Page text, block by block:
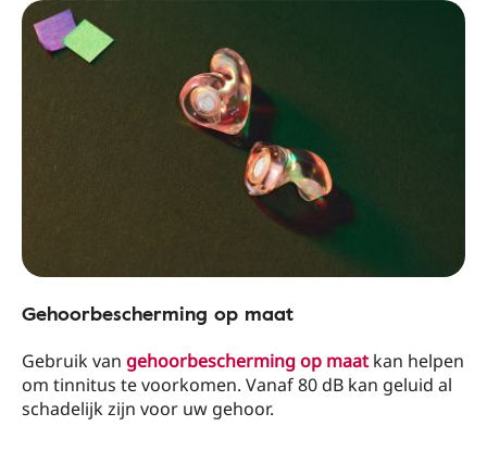
Gehoorbescherming op maat
Gebruik van gehoorbescherming op maat kan helpen
om tinnitus te voorkomen. Vanaf 80 dB kan geluid al
schadelijk zijn voor uw gehoor.